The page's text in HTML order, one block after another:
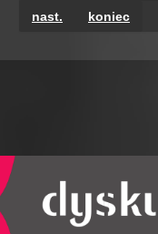
nast. koniec